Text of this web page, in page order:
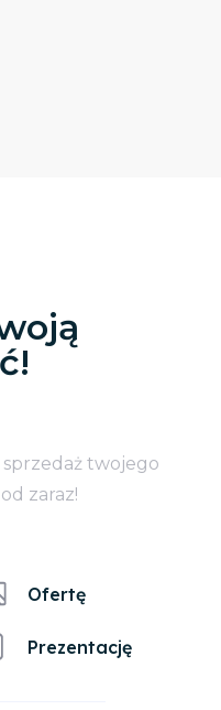
twojego
zaraz!
Ofertę
Prezentację